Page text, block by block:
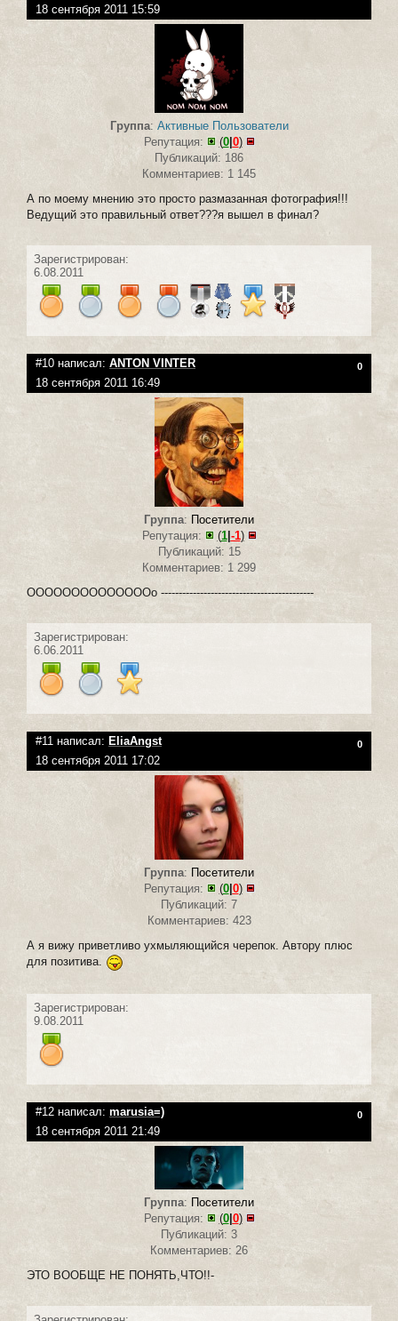
18 сентября 2011 15:59
Группа: Активные Пользователи
Репутация:
(0| 0)
Публикаций: 186
Комментариев: 1 145
А по моему мнению это просто размазанная фотография!!!
Ведущий это правильный ответ???я вышел в финал?
Зарегистрирован:
6.08.2011
#10 написал: ANTON VINTER 0
18 сентября 2011 16:49
Группа: Посетители
Репутация:
(1| -1)
Публикаций: 15
Комментариев: 1 299
ООООООООООООООо -------------------------------------------
Зарегистрирован:
6.06.2011
#11 написал: EliaAngst 0
18 сентября 2011 17:02
Группа: Посетители
Репутация:
(0| 0)
Публикаций: 7
Комментариев: 423
А я вижу приветливо ухмыляющийся черепок. Автору плюс
для позитива.
Зарегистрирован:
9.08.2011
#12 написал: marusia=) 0
18 сентября 2011 21:49
Группа: Посетители
Репутация:
(0| 0)
Публикаций: 3
Комментариев: 26
ЭТО ВООБЩЕ НЕ ПОНЯТЬ,ЧТО!!-